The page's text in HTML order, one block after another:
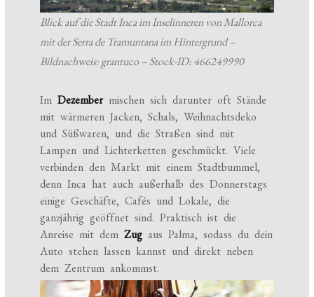
Blick auf die Stadt Inca im Inselinneren von Mallorca
mit der Serra de Tramuntana im Hintergrund –
Bildnachweis: grantuco – Stock-ID: 466249990
ImDezembermischen sich darunter oft Stände
mit wärmeren Jacken, Schals, Weihnachtsdeko
und Süßwaren, und die Straßen sind mit
Lampen und Lichterketten geschmückt. Viele
verbinden den Markt mit einem Stadtbummel,
denn Inca hat auch außerhalb des Donnerstags
einige Geschäfte, Cafés und Lokale, die
ganzjährig geöffnet sind. Praktisch ist die
Anreise mit demZug aus Palma, sodass du dein
Auto stehen lassen kannst und direkt neben
dem Zentrum ankommst.